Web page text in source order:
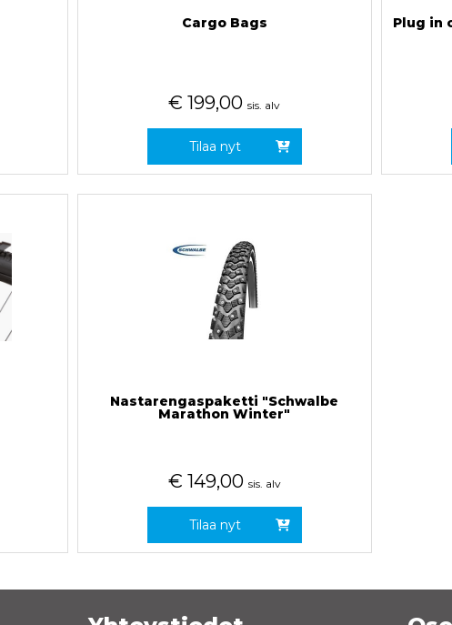
Cargo Bags
€ 199,00 sis. alv
Tilaa nyt
Plug in
Nastarengaspaketti "Schwalbe
Marathon Winter"
€ 149,00 sis. alv
Tilaa nyt